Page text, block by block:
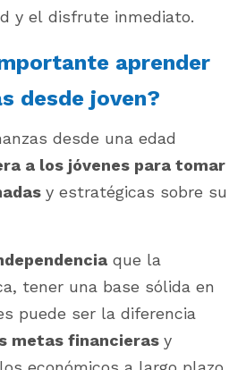
y el disfrute inmediato.
aprender
desde joven?
desde una edad
a los jóvenes para tomar
y estratégicas sobre su
que la
tener una base sólida en
puede ser la diferencia
metas financieras y